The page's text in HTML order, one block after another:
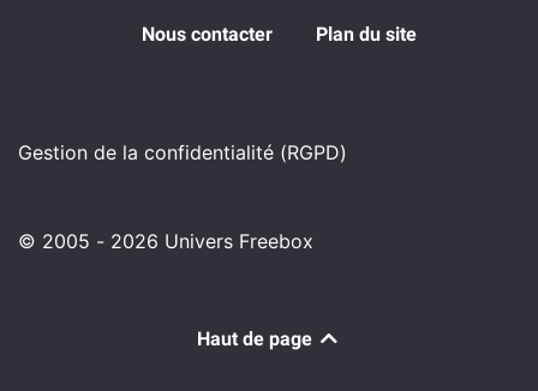
Nous contacter Plan du site
Gestion de la confidentialité (RGPD)
© 2005 - 2026 Univers Freebox
Haut de page